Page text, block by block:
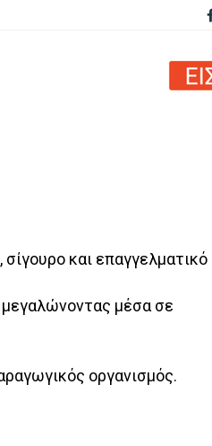
και επαγγελματικό
μέσα σε
οργανισμός.